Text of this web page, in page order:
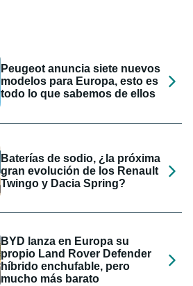
Peugeot anuncia siete nuevos
modelos para Europa, esto es
todo lo que sabemos de ellos
Baterías de sodio, ¿la próxima
gran evolución de los Renault
Twingo y Dacia Spring?
BYD lanza en Europa su
propio Land Rover Defender
híbrido enchufable, pero
mucho más barato